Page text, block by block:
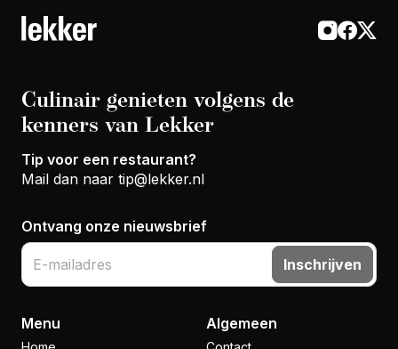
Culinair genieten volgens de
kenners van Lekker
Tip voor een restaurant?
Mail dan naar tip@lekker.nl
Ontvang onze nieuwsbrief
Inschrijven
Menu Algemeen